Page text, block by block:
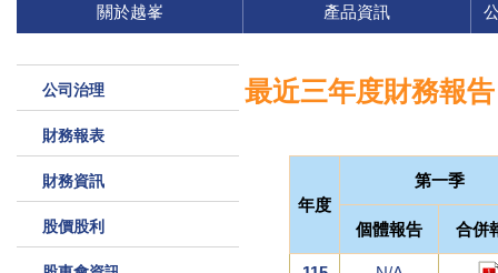
關於越峯 產品資訊
公司治理
財務報表
財務資訊
股價股利
最近三年度財務報告
年度
第一季
個體報告 合併